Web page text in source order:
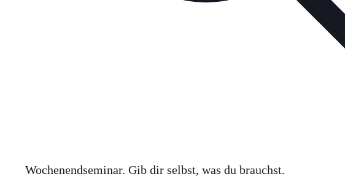
Wochenendseminar. Gib dir selbst, was du brauchst.